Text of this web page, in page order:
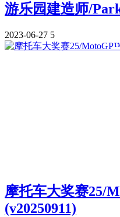
游乐园建造师/
2023-06-27 5
摩托车大奖赛25/
(v20250911)